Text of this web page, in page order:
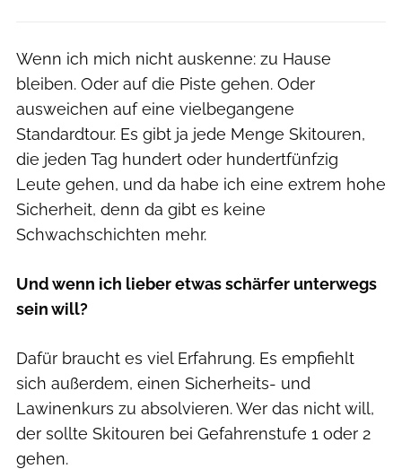
Wenn ich mich nicht auskenne: zu Hause
bleiben. Oder auf die Piste gehen. Oder
ausweichen auf eine vielbegangene
Standardtour. Es gibt ja jede Menge Skitouren,
die jeden Tag hundert oder hundertfünfzig
Leute gehen, und da habe ich eine extrem hohe
Sicherheit, denn da gibt es keine
Schwachschichten mehr.
Und wenn ich lieber etwas schärfer unterwegs
sein will?
Dafür braucht es viel Erfahrung. Es empfiehlt
sich außerdem, einen Sicherheits- und
Lawinenkurs zu absolvieren. Wer das nicht will,
der sollte Skitouren bei Gefahrenstufe 1 oder 2
gehen.